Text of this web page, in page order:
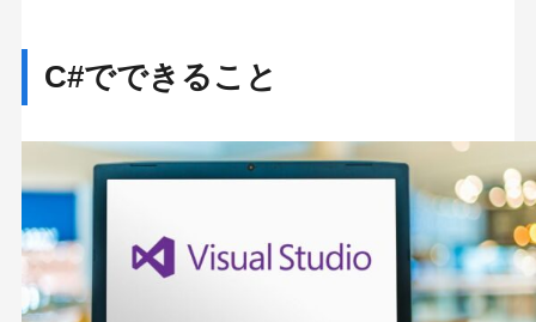
副業
初心者 iOSアプリ
C#でできること